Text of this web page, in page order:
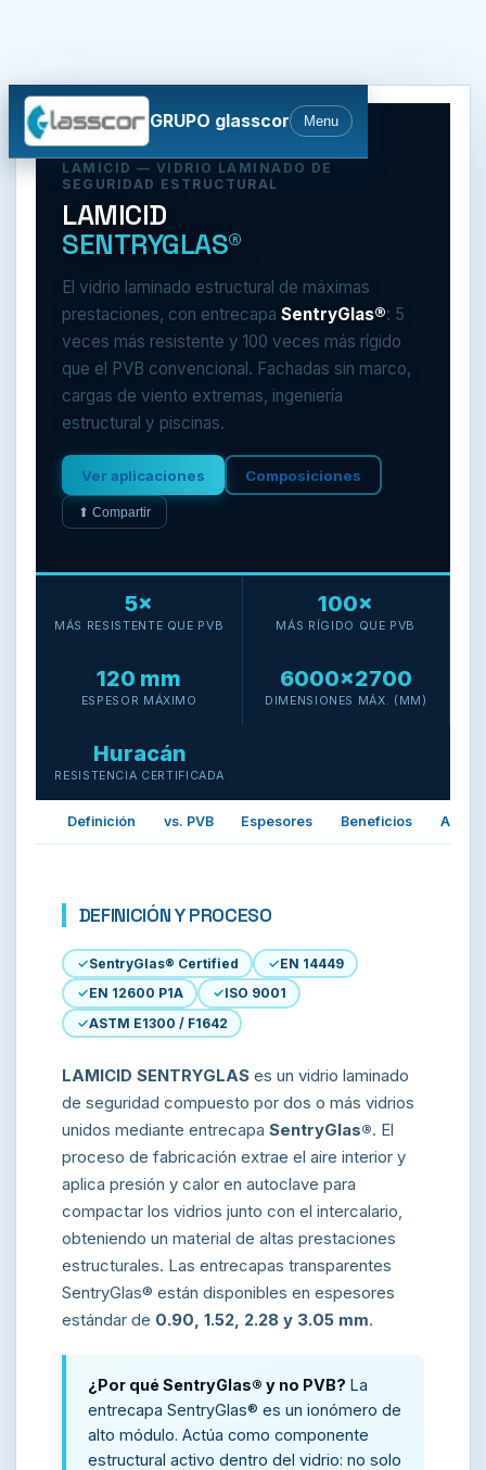
GRUPO glasscor Menu
LAMICID — VIDRIO LAMINADO DE
SEGURIDAD ESTRUCTURAL
LAMICID
SENTRYGLAS®
El vidrio laminado estructural de máximas
prestaciones, con entrecapaSentryGlas®: 5
veces más resistente y 100 veces más rígido
que el PVB convencional. Fachadas sin marco,
cargas de viento extremas, ingeniería
estructural y piscinas.
Ver aplicaciones Composiciones
⬆ Compartir
5×
MÁS RESISTENTE QUE PVB
100×
MÁS RÍGIDO QUE PVB
120 mm
ESPESOR MÁXIMO
6000×2700
DIMENSIONES MÁX. (MM)
Huracán
RESISTENCIA CERTIFICADA
Definición vs. PVB Espesores Beneficios
DEFINICIÓN Y PROCESO
SentryGlas® Certified
EN 14449
EN 12600 P1A
ISO 9001
ASTM E1300 / F1642
LAMICID SENTRYGLAS es un vidrio laminado
de seguridad compuesto por dos o más vidrios
unidos mediante entrecapaSentryGlas®. El
proceso de fabricación extrae el aire interior y
aplica presión y calor en autoclave para
compactar los vidrios junto con el intercalario,
obteniendo un material de altas prestaciones
estructurales. Las entrecapas transparentes
SentryGlas® están disponibles en espesores
estándar de 0.90, 1.52, 2.28 y 3.05 mm.
¿Por qué SentryGlas® y no PVB? La
entrecapa SentryGlas® es un ionómero de
alto módulo. Actúa como componente
estructural activo dentro del vidrio: no solo